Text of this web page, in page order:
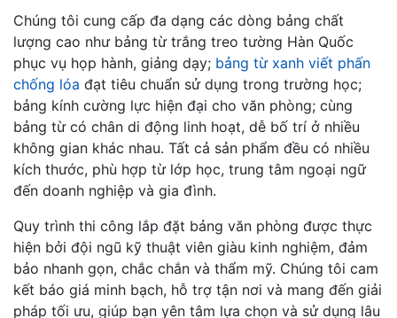
Chúng tôi cung cấp đa dạng các dòng bảng chất
lượng cao như bảng từ trắng treo tường Hàn Quốc
phục vụ họp hành, giảng dạy; bảng từ xanh viết phấn
chống lóa đạt tiêu chuẩn sử dụng trong trường học;
bảng kính cường lực hiện đại cho văn phòng; cùng
bảng từ có chân di động linh hoạt, dễ bố trí ở nhiều
không gian khác nhau. Tất cả sản phẩm đều có nhiều
kích thước, phù hợp từ lớp học, trung tâm ngoại ngữ
đến doanh nghiệp và gia đình.
Quy trình thi công lắp đặt bảng văn phòng được thực
hiện bởi đội ngũ kỹ thuật viên giàu kinh nghiệm, đảm
bảo nhanh gọn, chắc chắn và thẩm mỹ. Chúng tôi cam
kết báo giá minh bạch, hỗ trợ tận nơi và mang đến giải
pháp tối ưu, giúp bạn yên tâm lựa chọn và sử dụng lâu